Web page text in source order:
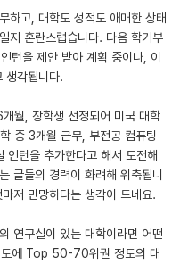
하고, 대학도 성적도 애매한 상태
지 혼란스럽습니다. 다음 학기부
턴을 제안 받아 계획 중이나, 이
생각됩니다.
월, 장학생 선정되어 미국 대학
중 3개월 근무, 부전공 컴퓨팅
인턴을 추가한다고 해서 도전해
글들의 경력이 화려해 위축됩니
저 민망하다는 생각이 드네요.
연구실이 있는 대학이라면 어떤
에 Top 50-70위권 정도의 대